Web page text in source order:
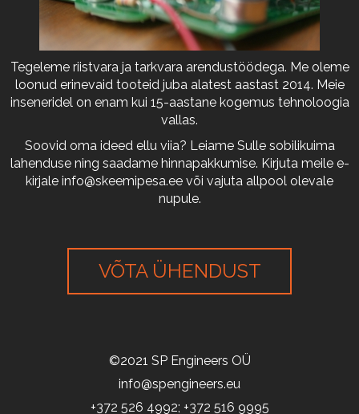
Tegeleme riistvara ja tarkvara arendustöödega. Me oleme
loonud erinevaid tooteid juba alatest aastast 2014. Meie
inseneridel on enam kui 15-aastane kogemus tehnoloogia
vallas.
Soovid oma ideed ellu viia? Leiame Sulle sobilikuima
lahenduse ning saadame hinnapakkumise. Kirjuta meile e-
kirjale info@skeemipesa.ee või vajuta allpool olevale
nupule.
VÕTA ÜHENDUST
©2021 SP Engineers OÜ
info@spengineers.eu
+372 526 4992; +372 516 9995